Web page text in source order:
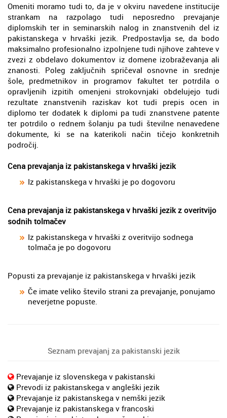
Omeniti moramo tudi to, da je v okviru navedene institucije
strankam na razpolago tudi neposredno prevajanje
diplomskih ter in seminarskih nalog in znanstvenih del iz
pakistanskega v hrvaški jezik. Predpostavlja se, da bodo
maksimalno profesionalno izpolnjene tudi njihove zahteve v
zvezi z obdelavo dokumentov iz domene izobraževanja ali
znanosti. Poleg zaključnih spričeval osnovne in srednje
šole, predmetnikov in programov fakultet ter potrdila o
opravljenih izpitih omenjeni strokovnjaki obdelujejo tudi
rezultate znanstvenih raziskav kot tudi prepis ocen in
diplomo ter dodatek k diplomi pa tudi znanstvene patente
ter potrdilo o rednem šolanju pa tudi številne nenavedene
dokumente, ki se na katerikoli način tičejo konkretnih
področij.
Cena prevajanja iz pakistanskega v hrvaški jezik
Iz pakistanskega v hrvaški je po dogovoru
Cena prevajanja iz pakistanskega v hrvaški jezik z overitvijo
sodnih tolmačev
Iz pakistanskega v hrvaški z overitvijo sodnega
tolmača je po dogovoru
Popusti za prevajanje iz pakistanskega v hrvaški jezik
Če imate veliko število strani za prevajanje, ponujamo
neverjetne popuste.
Seznam prevajanj za pakistanski jezik
Prevajanje iz slovenskega v pakistanski
Prevodi iz pakistanskega v angleški jezik
Prevajanje iz pakistanskega v nemški jezik
Prevajanje iz pakistanskega v francoski